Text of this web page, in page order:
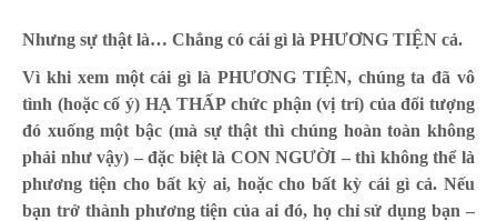
Nhưng sự thật là… Chẳng có cái gì là PHƯƠNG TIỆN cả.
Vì khi xem một cái gì là PHƯƠNG TIỆN, chúng ta đã vô
tình (hoặc cố ý) HẠ THẤP chức phận (vị trí) của đối tượng
đó xuống một bậc (mà sự thật thì chúng hoàn toàn không
phải như vậy) – đặc biệt là CON NGƯỜI – thì không thể là
phương tiện cho bất kỳ ai, hoặc cho bất kỳ cái gì cả. Nếu
bạn trở thành phương tiện của ai đó, họ chỉ sử dụng bạn –